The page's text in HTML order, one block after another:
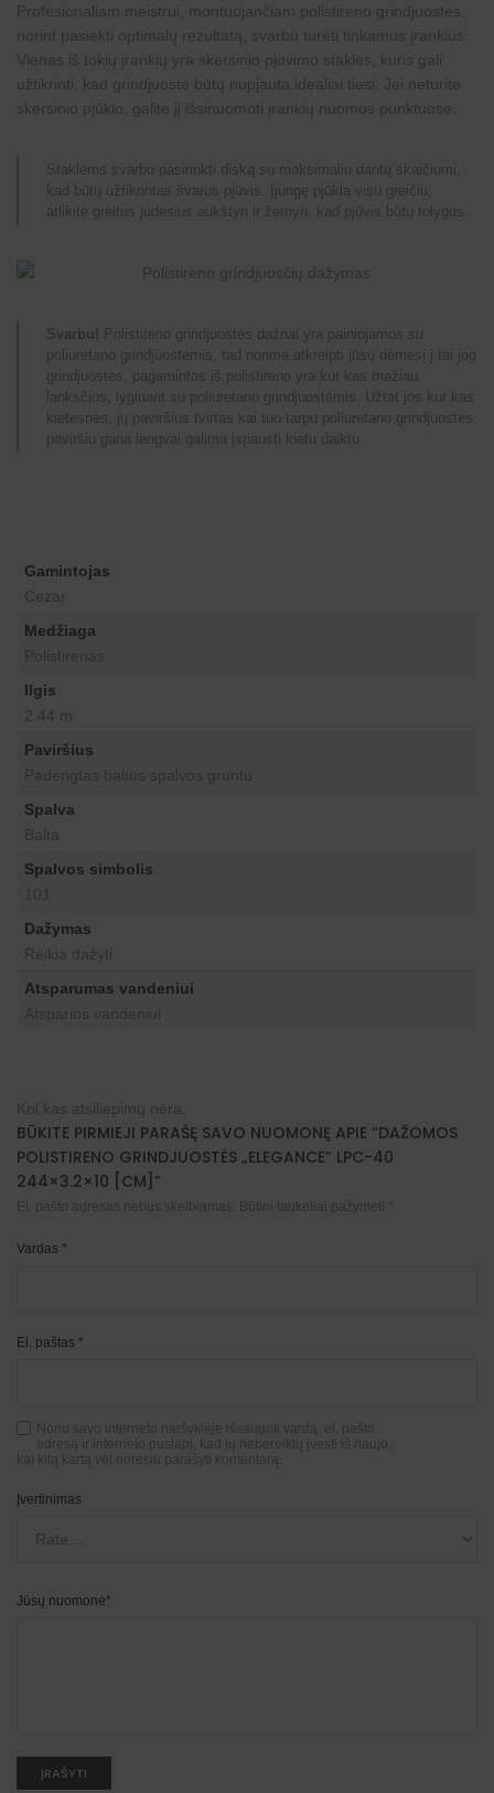
Profesionaliam meistrui, montuojančiam polistireno grindjuostes
norint pasiekti optimalų rezultatą, svarbu turėti tinkamus įrankius.
Vienas iš tokių įrankių yra skersinio pjovimo staklės, kuris gali
užtikrinti, kad grindjuostė būtų nupjauta idealiai tiesi. Jei neturite
skersinio pjūklo, galite jį išsinuomoti įrankių nuomos punktuose.
Staklėms svarbu pasirinkti diską su maksimaliu dantų skaičiumi,
kad būtų užtikrintas švarus pjūvis. Įjungę pjūklą visu greičiu,
atlikite greitus judesius aukštyn ir žemyn, kad pjūvis būtų tolygus.
Svarbu! Polistireno grindjuostės dažnai yra painiojamos su
poliuretano grindjuostėmis, tad norime atkreipti jūsų dėmesį į tai jog
grindjuostės, pagamintos iš polistireno yra kur kas mažiau
lanksčios, lyginant su poliuretano grindjuostėmis. Užtat jos kur kas
kietesnės, jų paviršius tvirtas kai tuo tarpu poliuretano grindjuostės
paviršiu gana lengvai galima įspausti kietu daiktu.
Gamintojas
Cezar
Medžiaga
Ilgis
2.44 m.
Paviršius
Spalva
Balta
Spalvos simbolis
Dažymas
Reikia dažyti
Atsparumas vandeniui
Kol kas atsiliepimų nėra.
BŪKITE PIRMIEJI PARAŠĘ SAVO NUOMONĘ APIE “DAŽOMOS
POLISTIRENO GRINDJUOSTĖS „ELEGANCE” LPC-40
244×3.2×10 [CM]”
El. pašto adresas nebus skelbiamas. Būtini laukeliai pažymėti
Vardas *
El. paštas *
Noriu savo interneto naršyklėje išsaugoti vardą, el. pašto
adresą ir interneto puslapį, kad jų nebereiktų įvesti iš naujo,
kai kitą kartą vėl norėsiu parašyti komentarą.
Įvertinimas
Jūsų nuomonė*